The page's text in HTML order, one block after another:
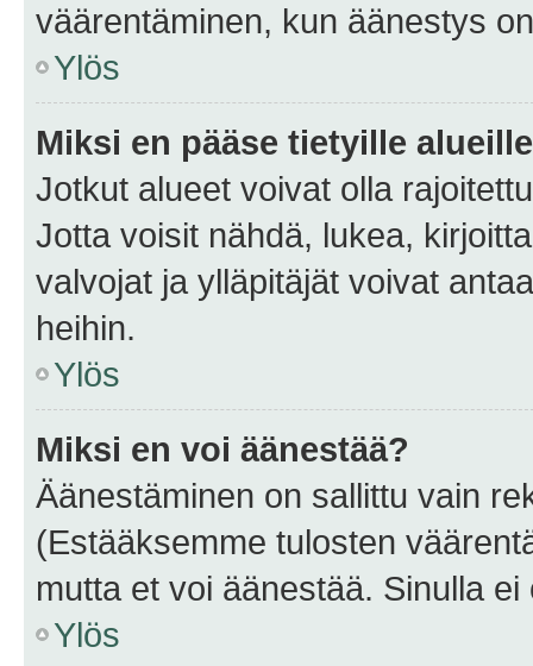
väärentäminen, kun äänestys
Ylös
Miksi en pääse tietyille
Jotkut alueet voivat olla
Jotta voisit nähdä, lukea,
valvojat ja ylläpitäjät voivat
heihin.
Ylös
Miksi en voi äänestää?
Äänestäminen on sallittu vain
(Estääksemme tulosten
mutta et voi äänestää. Sinulla
Ylös